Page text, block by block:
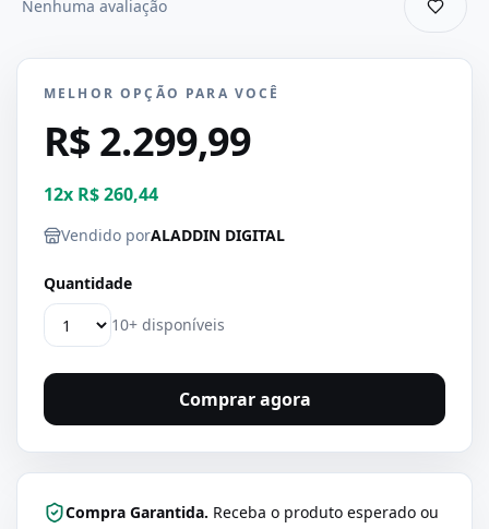
Nenhuma avaliação
MELHOR OPÇÃO PARA VOCÊ
R$ 2.299,99
12x R$ 260,44
Vendido porALADDIN DIGITAL
Quantidade
10+ disponíveis
Comprar agora
Compra Garantida. Receba o produto esperado ou